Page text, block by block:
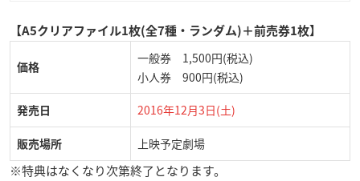
【A5クリアファイル1枚(全7種・ランダム)＋前売券1枚】
価格
一般券 1,500円(税込)
小人券 900円(税込)
発売日 2016年12月3日(土)
販売場所 上映予定劇場
※特典はなくなり次第終了となります。